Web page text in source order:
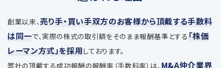
創業以来、 売り手・買い手双方のお客様から頂戴する手数料
は同一で、実際の株式の取引額をそのまま報酬基準とする 「株価
レーマン方式」を採用しております。
弊社の頂戴する成功報酬の報酬率（手数料率）は、 M&A仲介業界